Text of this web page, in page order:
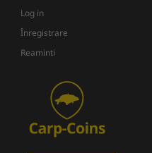
Log in
Înregistrare
Reaminti